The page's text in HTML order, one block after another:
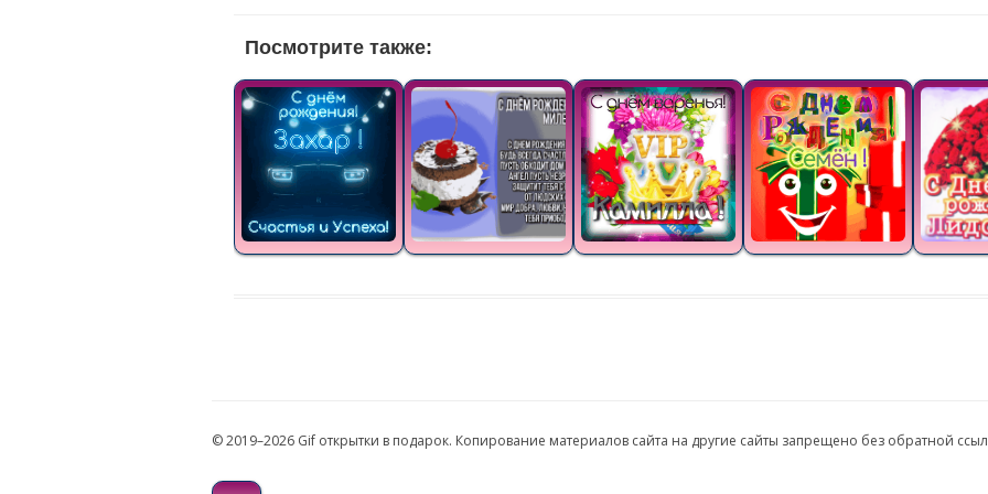
Посмотрите также:
© 2019–2026 Gif открытки в подарок. Копирование материалов сайта на другие сайты запрещено без обратной